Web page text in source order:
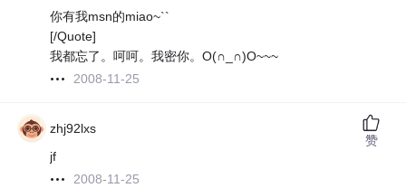
你有我msn的miao~``
[/Quote]
我都忘了。呵呵。我密你。O(∩_∩)O~~~
2008-11-25
zhj92lxs
jf
2008-11-25
赞